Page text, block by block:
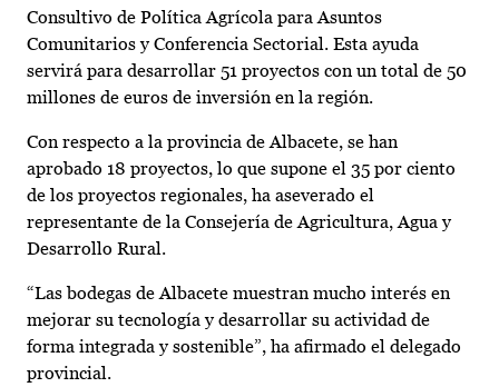
Consultivo de Política Agrícola para Asuntos
Comunitarios y Conferencia Sectorial. Esta ayuda
servirá para desarrollar 51 proyectos con un total de 50
millones de euros de inversión en la región.
Con respecto a la provincia de Albacete, se han
aprobado 18 proyectos, lo que supone el 35 por ciento
de los proyectos regionales, ha aseverado el
representante de la Consejería de Agricultura, Agua y
Desarrollo Rural.
“Las bodegas de Albacete muestran mucho interés en
mejorar su tecnología y desarrollar su actividad de
forma integrada y sostenible”, ha afirmado el delegado
provincial.